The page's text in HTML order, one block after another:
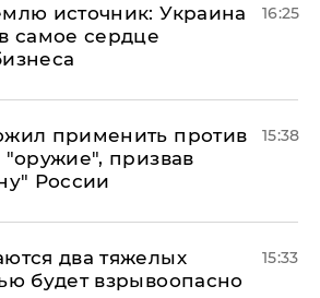
источник: Украина
самое сердце
16:25
применить против
призвав
России
15:38
два тяжелых
будет взрывоопасно
15:33